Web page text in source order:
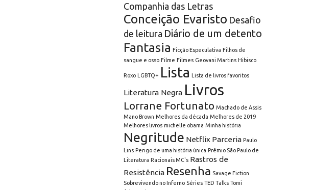
Companhia das Letras
Conceição Evaristo Desafio
de leitura Diário de um detento
Fantasia Ficção Especulativa Filhos de
sangue e osso Filme Filmes Geovani Martins Hibisco
Roxo LGBTQ+ Lista Lista de livros favoritos
Literatura Negra Livros
Lorrane Fortunato Machado de Assis
Mano Brown Melhores da década Melhores de 2019
Melhores livros michelle obama Minha história
Negritude Netflix Parceria Paulo
Lins Perigo de uma história única Prêmio São Paulo de
Literatura Racionais MC's Rastros de
Resistência Resenha Savage Fiction
Sobrevivendo no Inferno Séries TED Talks Tomi